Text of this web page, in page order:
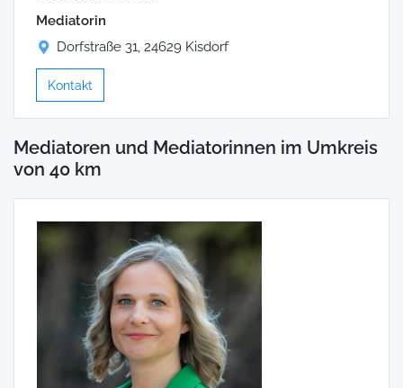
Mediatorin
Dorfstraße 31, 24629 Kisdorf
Kontakt
Mediatoren und Mediatorinnen im Umkreis
von 40 km